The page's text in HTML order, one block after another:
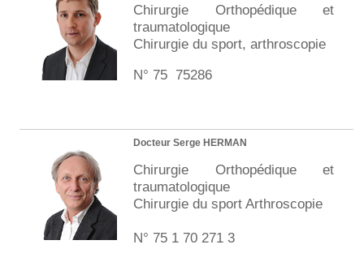
Chirurgie Orthopédique et
traumatologique
Chirurgie du sport, arthroscopie
N° 75 75286
Docteur Serge HERMAN
Chirurgie Orthopédique et
traumatologique
Chirurgie du sport Arthroscopie
N° 75 1 70 271 3